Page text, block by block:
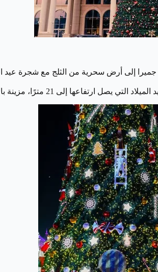
إلى أرض سحرية من الثلج مع شجرة عيد الميلاد
الاحتفالية، يمكن للزوار الاستمتاع بالأجواء الثلجية ولقاء سانتا حتى 5 يناير.